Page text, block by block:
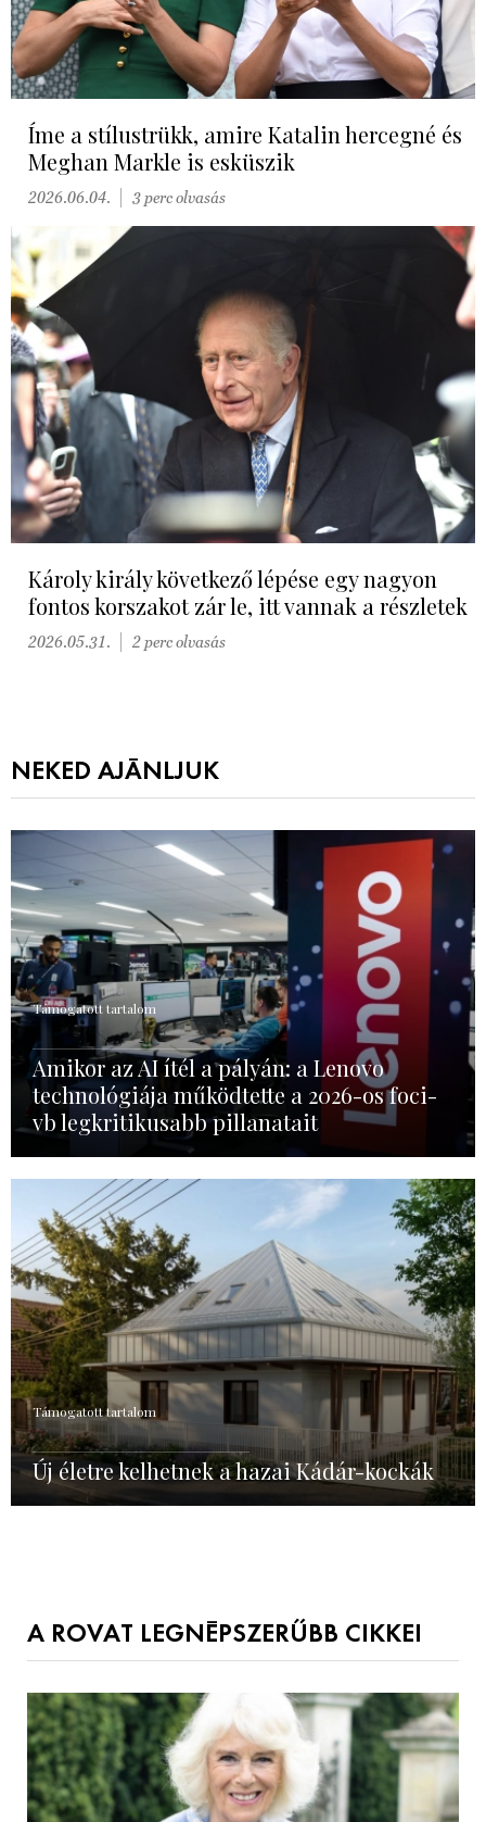
Íme a stílustrükk, amire Katalin hercegné és
Meghan Markle is esküszik
2026.06.04. 3 perc olvasás
Károly király következő lépése egy nagyon
fontos korszakot zár le, itt vannak a részletek
2026.05.31. 2 perc olvasás
NEKED AJÁNLJUK
Támogatott tartalom
Amikor az AI ítél a pályán: a Lenovo
technológiája működtette a 2026-os foci-
vb legkritikusabb pillanatait
Támogatott tartalom
Új életre kelhetnek a hazai Kádár-kockák
A ROVAT LEGNÉPSZERŰBB CIKKEI